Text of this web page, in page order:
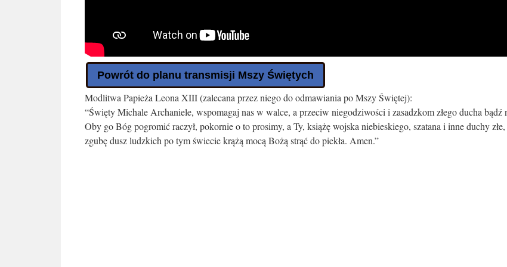
Powrót do planu transmisji Mszy Świętych
Modlitwa Papieża Leona XIII (zalecana przez niego do odmawiania po Mszy Świętej):
“Święty Michale Archaniele, wspomagaj nas w walce, a przeciw niegodziwości i zasadzkom złego ducha bądź
Oby go Bóg pogromić raczył, pokornie o to prosimy, a Ty, książę wojska niebieskiego, szatana i inne duchy
zgubę dusz ludzkich po tym świecie krążą mocą Bożą strąć do piekła. Amen.”